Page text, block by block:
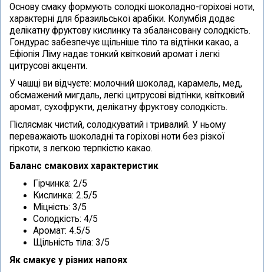
Основу смаку формують солодкі шоколадно-горіхові ноти,
характерні для бразильської арабіки. Колумбія додає
делікатну фруктову кислинку та збалансовану солодкість.
Гондурас забезпечує щільніше тіло та відтінки какао, а
Ефіопія Ліму надає тонкий квітковий аромат і легкі
цитрусові акценти.
У чашці ви відчуєте: молочний шоколад, карамель, мед,
обсмажений мигдаль, легкі цитрусові відтінки, квітковий
аромат, сухофрукти, делікатну фруктову солодкість.
Післясмак чистий, солодкуватий і тривалий. У ньому
переважають шоколадні та горіхові ноти без різкої
гіркоти, з легкою терпкістю какао.
Баланс смакових характеристик
Гірчинка: 2/5
Кислинка: 2.5/5
Міцність: 3/5
Солодкість: 4/5
Аромат: 4.5/5
Щільність тіла: 3/5
Як смакує у різних напоях